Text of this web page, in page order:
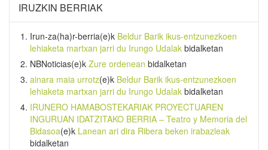
IRUZKIN BERRIAK
Irun-za(ha)r-berria(e)k Beldur Barik ikus-entzunezkoen
lehiaketa martxan jarri du Irungo Udalak bidalketan
NBNoticias(e)k Zure ordenean bidalketan
ainara maia urrotz(e)k Beldur Barik ikus-entzunezkoen
lehiaketa martxan jarri du Irungo Udalak bidalketan
IRUNERO HAMABOSTEKARIAK PROYECTUAREN
INGURUAN IDATZITAKO BERRIA – Teatro y Memoria del
Bidasoa(e)k Lanean ari dira Ribera beken irabazleak
bidalketan